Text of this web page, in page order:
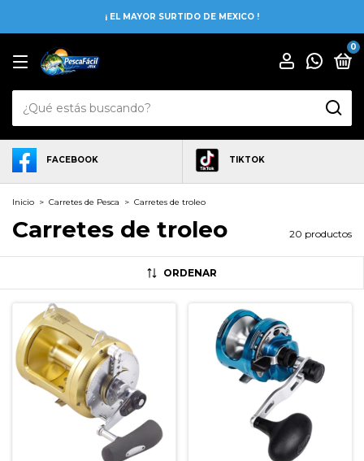
¡ EL MAYOR SURTIDO DE MEXICO !
0
FACEBOOK TIKTOK
Inicio > Carretes de Pesca > Carretes de troleo
Carretes de troleo 20 productos
ORDENAR